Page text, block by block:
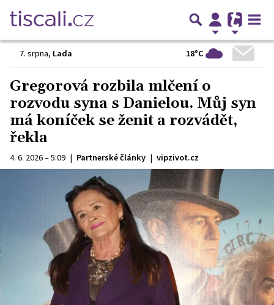
7. srpna, Lada 18°C
Gregorová rozbila mlčení o
rozvodu syna s Danielou. Můj syn
má koníček se ženit a rozvádět,
řekla
4. 6. 2026 – 5:09 | Partnerské články | vipzivot.cz